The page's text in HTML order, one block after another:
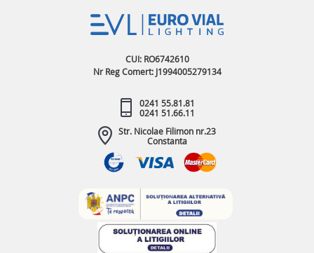
CUI: RO6742610
Nr Reg Comert: J1994005279134
0241 55.81.81
0241 51.66.11
Str. Nicolae Filimon nr.23
Constanta